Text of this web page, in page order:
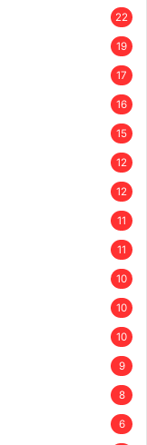
22
19
17
16
15
12
12
11
11
10
10
10
9
8
6